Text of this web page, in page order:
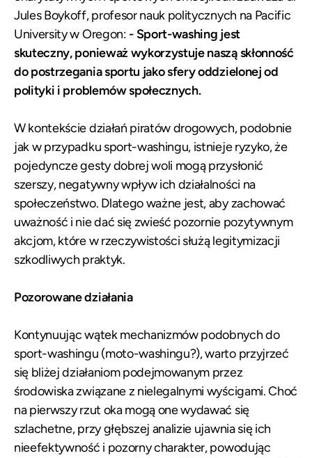
Jules Boykoff, profesor nauk politycznych na Pacific
University w Oregon: - Sport-washing jest
skuteczny, ponieważ wykorzystuje naszą skłonność
do postrzegania sportu jako sfery oddzielonej od
polityki i problemów społecznych.
W kontekście działań piratów drogowych, podobnie
jak w przypadku sport-washingu, istnieje ryzyko, że
pojedyncze gesty dobrej woli mogą przysłonić
szerszy, negatywny wpływ ich działalności na
społeczeństwo. Dlatego ważne jest, aby zachować
uważność i nie dać się zwieść pozornie pozytywnym
akcjom, które w rzeczywistości służą legitymizacji
szkodliwych praktyk.
Pozorowane działania
Kontynuując wątek mechanizmów podobnych do
sport-washingu (moto-washingu?), warto przyjrzeć
się bliżej działaniom podejmowanym przez
środowiska związane z nielegalnymi wyścigami. Choć
na pierwszy rzut oka mogą one wydawać się
szlachetne, przy głębszej analizie ujawnia się ich
nieefektywność i pozorny charakter, powodując